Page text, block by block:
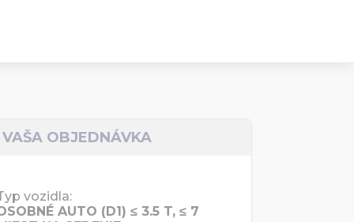
VAŠA OBJEDNÁVKA
vozidla:
AUTO (D1) ≤ 3.5 T, ≤ 7